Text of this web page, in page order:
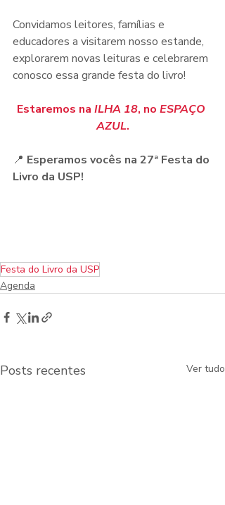
Convidamos leitores, famílias e
educadores a visitarem nosso estande,
explorarem novas leituras e celebrarem
conosco essa grande festa do livro!
Estaremos na ILHA 18, no ESPAÇO
AZUL.
📍 Esperamos vocês na 27ª Festa do
Livro da USP!
Festa do Livro da USP
Agenda
Posts recentes Ver tudo